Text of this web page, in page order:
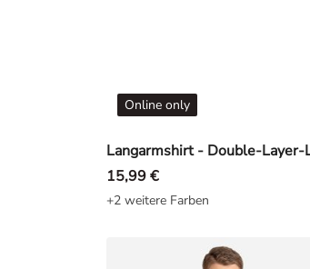
Online only
15,99 €
+2 weitere Farben